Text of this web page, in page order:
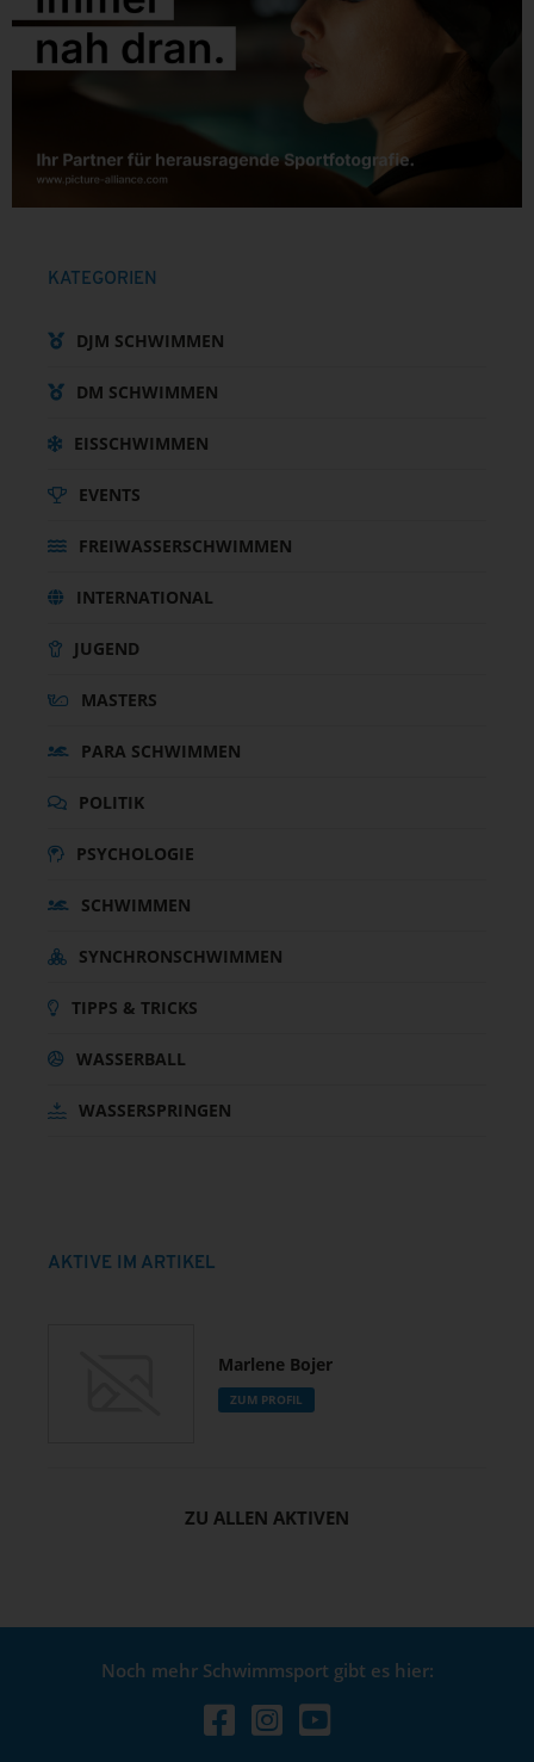
KATEGORIEN
DJM SCHWIMMEN
DM SCHWIMMEN
EISSCHWIMMEN
EVENTS
FREIWASSERSCHWIMMEN
INTERNATIONAL
JUGEND
MASTERS
PARA SCHWIMMEN
POLITIK
PSYCHOLOGIE
SCHWIMMEN
SYNCHRONSCHWIMMEN
TIPPS & TRICKS
WASSERBALL
WASSERSPRINGEN
AKTIVE IM ARTIKEL
Marlene Bojer
ZUM PROFIL
ZU ALLEN AKTIVEN
Noch mehr Schwimmsport gibt es hier: